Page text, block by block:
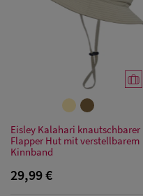
Damen
Baseball Caps
Schutz Caps
Damen
Bandana Caps
Damen
Eisley Kalahari knautschbarer
Flapper Hut mit verstellbarem
Kinnband
29,99 €